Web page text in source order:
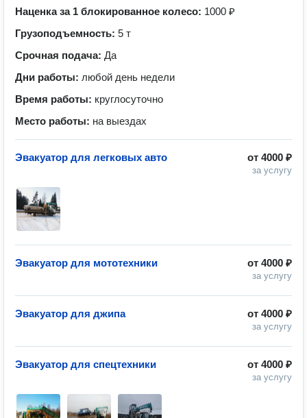
Наценка за 1 блокированное колесо: 1000 ₽
Грузоподъемность: 5 т
Срочная подача: Да
Дни работы: любой день недели
Время работы: круглосуточно
Место работы: на выездах
от 4000 ₽
за услугу
Эвакуатор для легковых авто
от 4000 ₽
за услугу
Эвакуатор для мототехники
от 4000 ₽
за услугу
Эвакуатор для джипа
от 4000 ₽
за услугу
Эвакуатор для спецтехники